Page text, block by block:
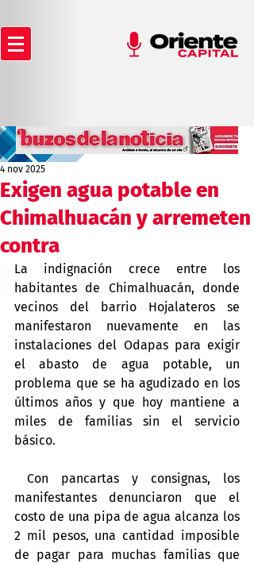
Exigen agua potable en
Chimalhuacán y arremeten
contra
4 nov 2025
La indignación crece entre los
habitantes de Chimalhuacán, donde
vecinos del barrio Hojalateros se
manifestaron nuevamente en las
instalaciones del Odapas para exigir
el abasto de agua potable, un
problema que se ha agudizado en los
últimos años y que hoy mantiene a
miles de familias sin el servicio
básico.
manifestantes denunciaron que el
costo de una pipa de agua alcanza los
2 mil pesos, una cantidad imposible
de pagar para muchas familias que